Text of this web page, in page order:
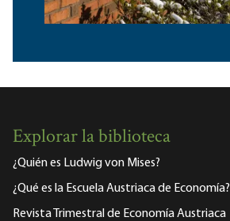
Explorar la biblioteca
¿Quién es Ludwig von Mises?
¿Qué es la Escuela Austriaca de Economía?
Revista Trimestral de Economía Austriaca